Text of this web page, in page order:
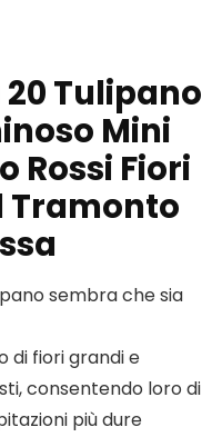
Tulipano
Mini
Rossi Fiori
Tramonto
sembra che sia
di fiori grandi e
consentendo loro di
più dure